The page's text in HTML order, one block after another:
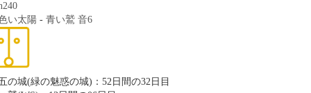
い太陽 - 青い鷲 音6
の城(緑の魅惑の城)：52日間の32日目